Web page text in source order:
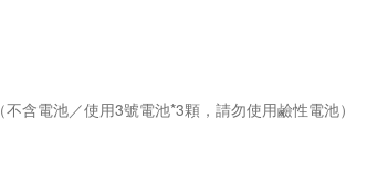
（不含電池／使用3號電池*3顆，請勿使用鹼性電池）